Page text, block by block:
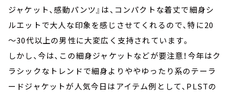
ジャケット、感動パンツ』は、コンパクトな着丈で細身シ
ルエットで大人な印象を感じさせてくれるので、特に20
～30代以上の男性に大変広く支持されています。
しかし、今は、この細身ジャケットなどが要注意！今年はク
ラシックなトレンドで細身よりややゆったり系のテーラ
ードジャケットが人気今日はアイテム例として、PLSTの